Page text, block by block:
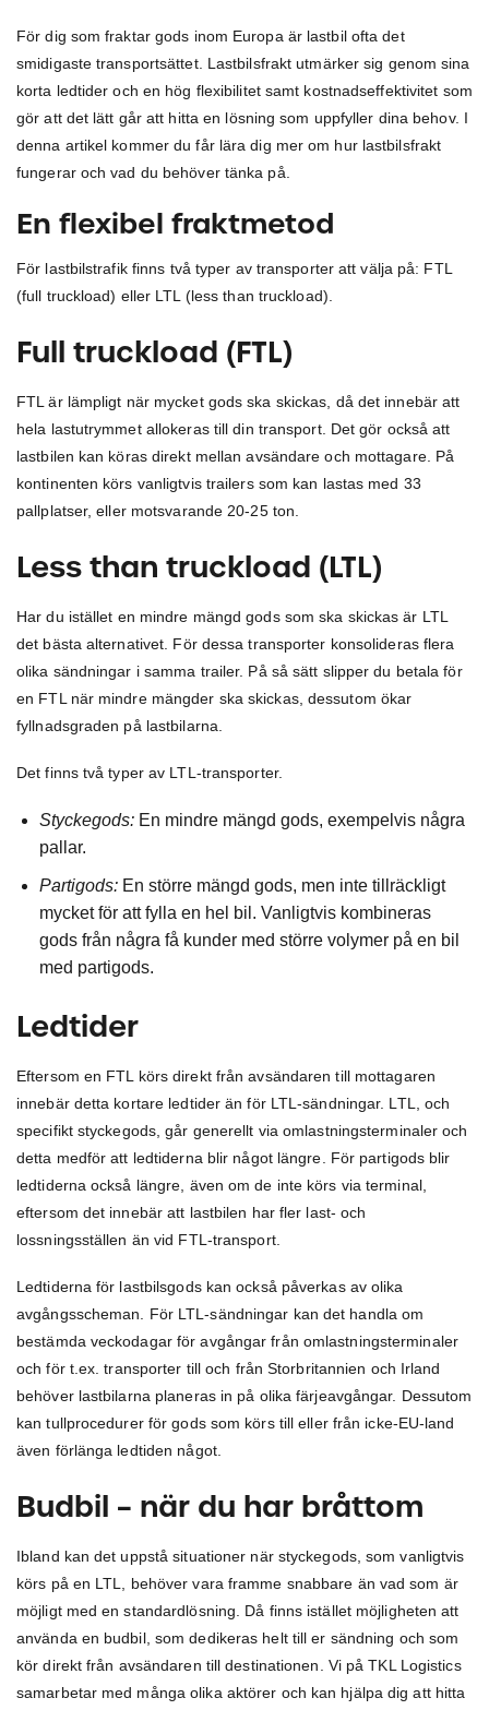
För dig som fraktar gods inom Europa är lastbil ofta det
smidigaste transportsättet. Lastbilsfrakt utmärker sig genom sina
korta ledtider och en hög flexibilitet samt kostnadseffektivitet som
gör att det lätt går att hitta en lösning som uppfyller dina behov. I
denna artikel kommer du får lära dig mer om hur lastbilsfrakt
fungerar och vad du behöver tänka på.
En flexibel fraktmetod
För lastbilstrafik finns två typer av transporter att välja på: FTL
(full truckload) eller LTL (less than truckload).
Full truckload (FTL)
FTL är lämpligt när mycket gods ska skickas, då det innebär att
hela lastutrymmet allokeras till din transport. Det gör också att
lastbilen kan köras direkt mellan avsändare och mottagare. På
kontinenten körs vanligtvis trailers som kan lastas med 33
pallplatser, eller motsvarande 20-25 ton.
Less than truckload (LTL)
Har du istället en mindre mängd gods som ska skickas är LTL
det bästa alternativet. För dessa transporter konsolideras flera
olika sändningar i samma trailer. På så sätt slipper du betala för
en FTL när mindre mängder ska skickas, dessutom ökar
fyllnadsgraden på lastbilarna.
Det finns två typer av LTL-transporter.
Styckegods: En mindre mängd gods, exempelvis några
pallar.
Partigods: En större mängd gods, men inte tillräckligt
mycket för att fylla en hel bil. Vanligtvis kombineras
gods från några få kunder med större volymer på en bil
med partigods.
Ledtider
Eftersom en FTL körs direkt från avsändaren till mottagaren
innebär detta kortare ledtider än för LTL-sändningar. LTL, och
specifikt styckegods, går generellt via omlastningsterminaler och
detta medför att ledtiderna blir något längre. För partigods blir
ledtiderna också längre, även om de inte körs via terminal,
eftersom det innebär att lastbilen har fler last- och
lossningsställen än vid FTL-transport.
Ledtiderna för lastbilsgods kan också påverkas av olika
avgångsscheman. För LTL-sändningar kan det handla om
bestämda veckodagar för avgångar från omlastningsterminaler
och för t.ex. transporter till och från Storbritannien och Irland
behöver lastbilarna planeras in på olika färjeavgångar. Dessutom
kan tullprocedurer för gods som körs till eller från icke-EU-land
även förlänga ledtiden något.
Budbil – när du har bråttom
Ibland kan det uppstå situationer när styckegods, som vanligtvis
körs på en LTL, behöver vara framme snabbare än vad som är
möjligt med en standardlösning. Då finns istället möjligheten att
använda en budbil, som dedikeras helt till er sändning och som
kör direkt från avsändaren till destinationen. Vi på TKL Logistics
samarbetar med många olika aktörer och kan hjälpa dig att hitta